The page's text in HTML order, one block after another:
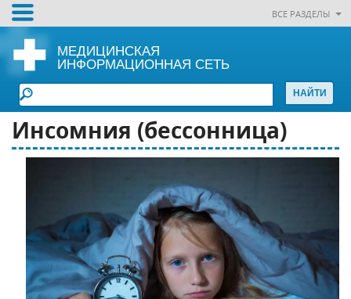
ВСЕ РАЗДЕЛЫ
МЕДИЦИНСКАЯ
ИНФОРМАЦИОННАЯ СЕТЬ
Инсомния (бессонница)